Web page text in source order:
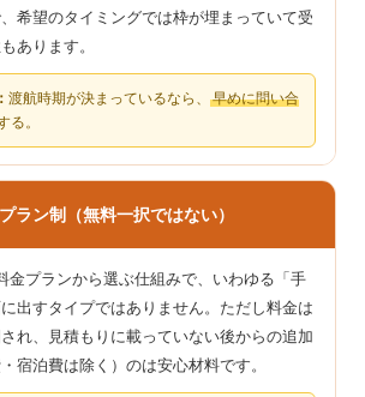
希望のタイミングでは枠が埋まっていて受
あります。
渡航時期が決まっているなら、
早めに問い合
る。
ラン制（無料一択ではない）
金プランから選ぶ仕組みで、いわゆる「手
出すタイプではありません。ただし料金は
れ、見積もりに載っていない後からの追加
宿泊費は除く）のは安心材料です。